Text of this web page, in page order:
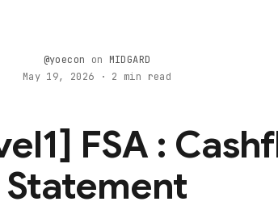
@yoecon on MIDGARD
May 19, 2026 · 2 min read
FSA :
Statement